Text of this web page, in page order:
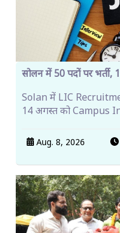
सोलन में 50 पदों पर भर्ती,
Solan में LIC
14 अगस्त को Campus
Aug. 8, 2026